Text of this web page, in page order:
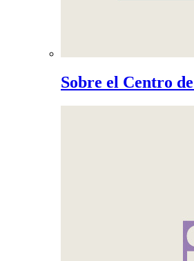
Sobre el Centro